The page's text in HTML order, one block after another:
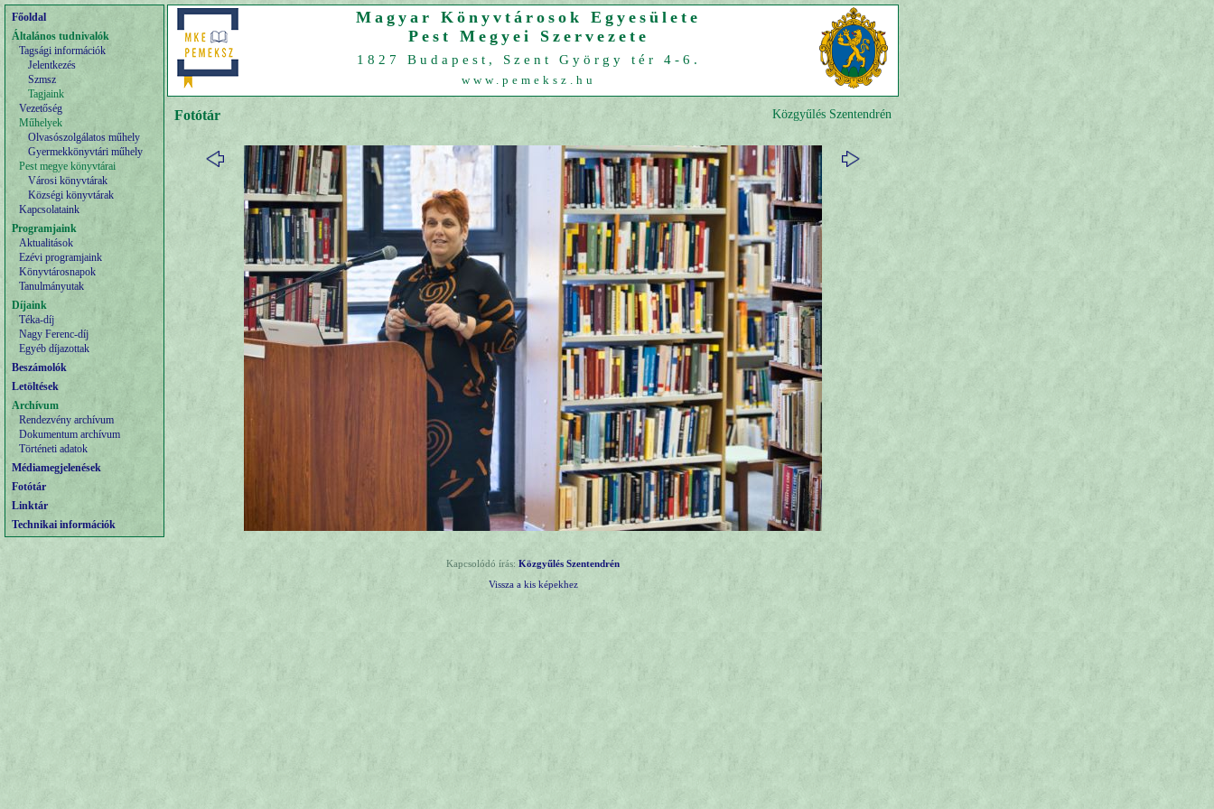
Magyar Könyvtárosok Egyesülete
Pest Megyei Szervezete
1827 Budapest, Szent György tér 4-6.
www.pemeksz.hu
Főoldal
Általános tudnivalók
Tagsági információk
Jelentkezés
Szmsz
Tagjaink
Vezetőség
Műhelyek
Olvasószolgálatos műhely
Gyermekkönyvtári műhely
Pest megye könyvtárai
Városi könyvtárak
Községi könyvtárak
Kapcsolataink
Programjaink
Aktualitások
Ezévi programjaink
Könyvtárosnapok
Tanulmányutak
Díjaink
Téka-díj
Nagy Ferenc-díj
Egyéb díjazottak
Beszámolók
Letöltések
Archívum
Rendezvény archívum
Dokumentum archívum
Történeti adatok
Médiamegjelenések
Fotótár
Linktár
Technikai információk
Fotótár Közgyűlés Szentendrén
Kapcsolódó írás: Közgyűlés Szentendrén
Vissza a kis képekhez